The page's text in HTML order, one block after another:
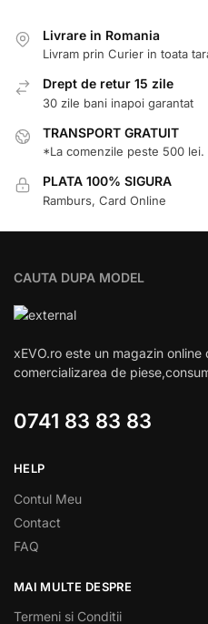
Livrare in Romania
Livram prin Curier in toata
Drept de retur 15 zile
30 zile bani inapoi garantat
TRANSPORT GRATUIT
*La comenzile peste 500 lei.
PLATA 100% SIGURA
Ramburs, Card Online
CAUTA DUPA MODEL
xEVO.ro este un magazin
comercializarea de
0741 83 83 83
HELP
Contul Meu
Contact
FAQ
MAI MULTE DESPRE
Termeni si Conditii